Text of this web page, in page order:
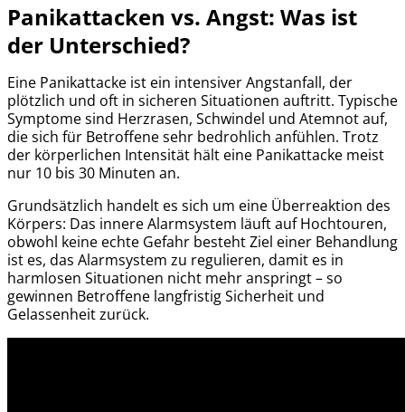
Panikattacken vs. Angst: Was ist
der Unterschied?
Eine Panikattacke ist ein intensiver Angstanfall, der
plötzlich und oft in sicheren Situationen auftritt. Typische
Symptome sind Herzrasen, Schwindel und Atemnot auf,
die sich für Betroffene sehr bedrohlich anfühlen. Trotz
der körperlichen Intensität hält eine Panikattacke meist
nur 10 bis 30 Minuten an.
Grundsätzlich handelt es sich um eine Überreaktion des
Körpers: Das innere Alarmsystem läuft auf Hochtouren,
obwohl keine echte Gefahr besteht Ziel einer Behandlung
ist es, das Alarmsystem zu regulieren, damit es in
harmlosen Situationen nicht mehr anspringt – so
gewinnen Betroffene langfristig Sicherheit und
Gelassenheit zurück.